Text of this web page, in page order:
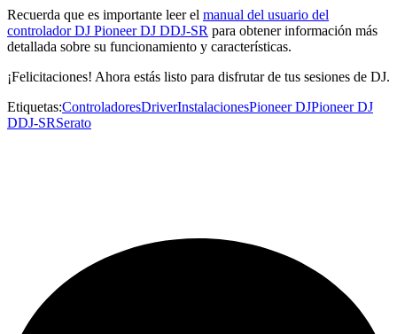
Recuerda que es importante leer el manual del usuario del
controlador DJ Pioneer DJ DDJ-SR para obtener información más
detallada sobre su funcionamiento y características.
¡Felicitaciones! Ahora estás listo para disfrutar de tus sesiones de DJ.
Etiquetas:ControladoresDriverInstalacionesPioneer DJPioneer DJ
DDJ-SRSerato